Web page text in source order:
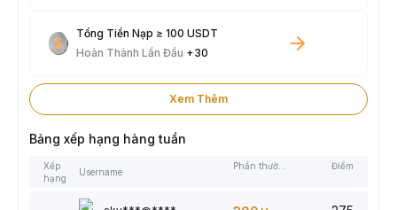
Tổng Tiền Nạp ≥ 100 USDT
Hoàn Thành Lần Đầu +30
Xem Thêm
Bảng xếp hạng hàng tuần
Xếp
hạng
Username
Phần thưởng Điểm